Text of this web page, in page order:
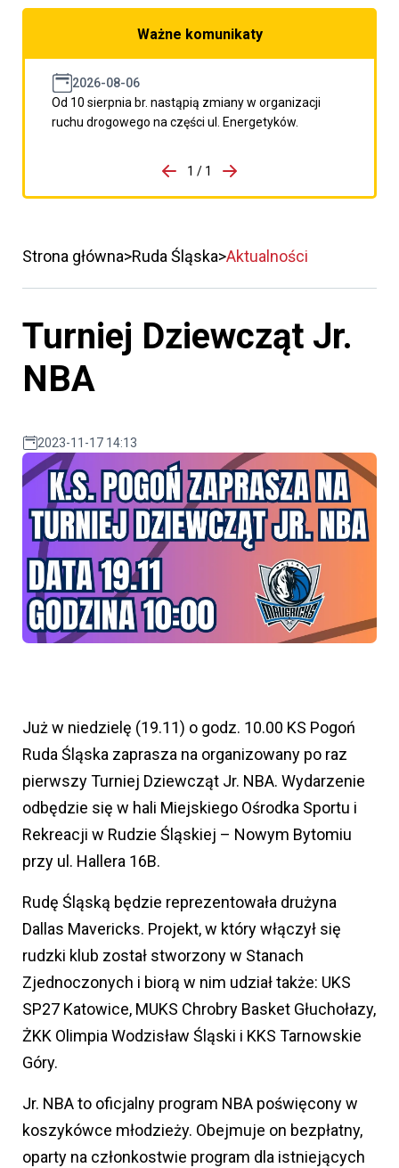
Ważne komunikaty
2026-08-06
Od 10 sierpnia br. nastąpią zmiany w organizacji
ruchu drogowego na części ul. Energetyków.
porzpedniego komunikatu
1 / 1
Przejdź do następnego
Strona główna Ruda Śląska Aktualności
Turniej Dziewcząt Jr.
NBA
2023-11-17 14:13
Już w niedzielę (19.11) o godz. 10.00 KS Pogoń
Ruda Śląska zaprasza na organizowany po raz
pierwszy Turniej Dziewcząt Jr. NBA. Wydarzenie
odbędzie się w hali Miejskiego Ośrodka Sportu i
Rekreacji w Rudzie Śląskiej – Nowym Bytomiu
przy ul. Hallera 16B.
Rudę Śląską będzie reprezentowała drużyna
Dallas Mavericks. Projekt, w który włączył się
rudzki klub został stworzony w Stanach
Zjednoczonych i biorą w nim udział także: UKS
SP27 Katowice, MUKS Chrobry Basket Głuchołazy,
ŻKK Olimpia Wodzisław Śląski i KKS Tarnowskie
Góry.
Jr. NBA to oficjalny program NBA poświęcony w
koszykówce młodzieży. Obejmuje on bezpłatny,
oparty na członkostwie program dla istniejących